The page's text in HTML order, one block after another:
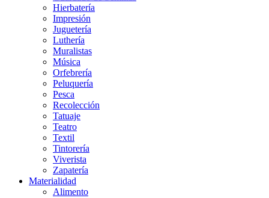
Hierbatería
Impresión
Juguetería
Luthería
Muralistas
Música
Orfebrería
Peluquería
Pesca
Recolección
Tatuaje
Teatro
Textil
Tintorería
Viverista
Zapatería
Materialidad
Alimento